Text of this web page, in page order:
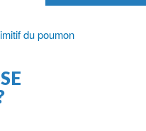
du poumon